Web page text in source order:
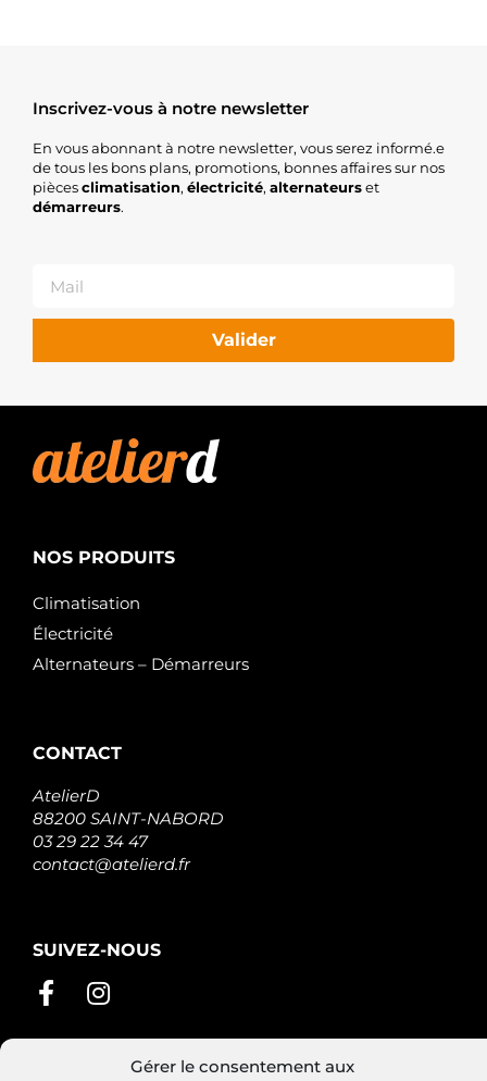
Gérer le consentement aux
Inscrivez-vous à notre newsletter
En vous abonnant à notre newsletter, vous serez informé.e
de tous les bons plans, promotions, bonnes affaires sur nos
piècesclimatisation, électricité, alternateurset
démarreurs.
Valider
NOS PRODUITS
Climatisation
Électricité
Alternateurs – Démarreurs
CONTACT
AtelierD
88200 SAINT-NABORD
03 29 22 34 47
contact@atelierd.fr
SUIVEZ-NOUS